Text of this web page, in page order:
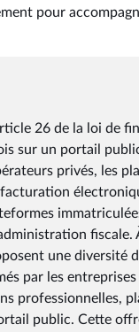
pour
26 de la loi de
sur un portail
privés, les
une diversité
par les
professionnelles,
public. Cette